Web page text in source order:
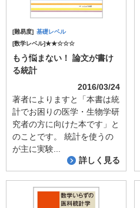
[難易度] 基礎レベル
[数学レベル]★★☆☆☆
もう悩まない！ 論文が書け
る統計
2016/03/24
著者によりますと「本書は統
計でお困りの医学・生物学研
究者の方に向けた本です」と
のことです。 統計を使うの
が主に実験...
詳しく見る